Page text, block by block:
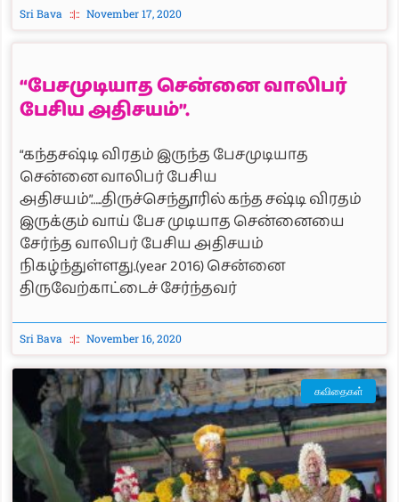
Sri Bava November 17, 2020
“பேசமுடியாத சென்னை வாலிபர்
பேசிய அதிசயம்”.
“கந்தசஷ்டி விரதம் இருந்த பேசமுடியாத
சென்னை வாலிபர் பேசிய
அதிசயம்”…..திருச்செந்தூரில் கந்த சஷ்டி விரதம்
இருக்கும் வாய் பேச முடியாத சென்னையை
சேர்ந்த வாலிபர் பேசிய அதிசயம்
நிகழ்ந்துள்ளது.(year 2016) சென்னை
திருவேற்காட்டைச் சேர்ந்தவர்
Sri Bava November 16, 2020
கவிதைகள்